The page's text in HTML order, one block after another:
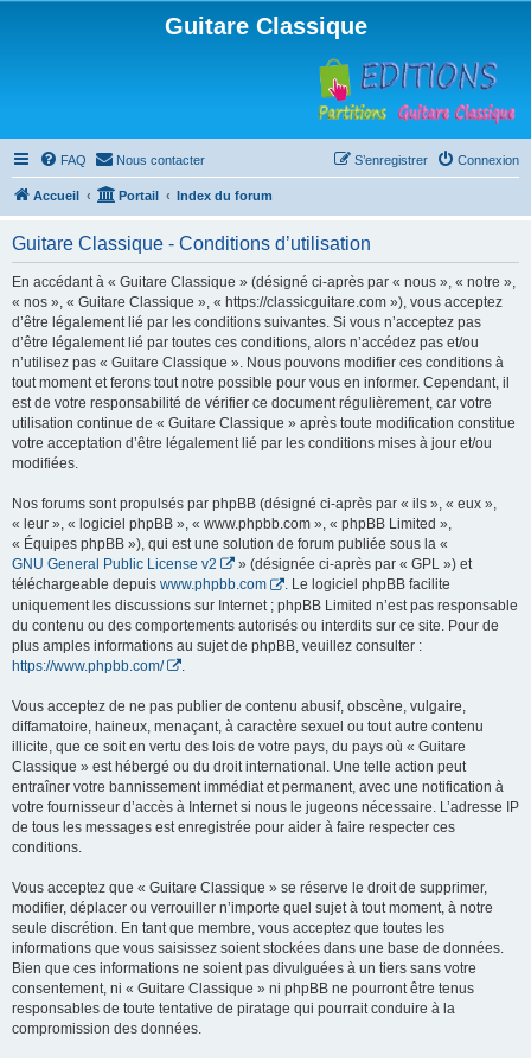
Guitare Classique
FAQ Nous contacter Connexion
S’enregistrer
Accueil Portail Index du forum
Guitare Classique - Conditions d’utilisation
En accédant à « Guitare Classique » (désigné ci-après par « nous », « notre »,
« nos », « Guitare Classique », « https://classicguitare.com »), vous acceptez
d’être légalement lié par les conditions suivantes. Si vous n’acceptez pas
d’être légalement lié par toutes ces conditions, alors n’accédez pas et/ou
n’utilisez pas « Guitare Classique ». Nous pouvons modifier ces conditions à
tout moment et ferons tout notre possible pour vous en informer. Cependant, il
est de votre responsabilité de vérifier ce document régulièrement, car votre
utilisation continue de « Guitare Classique » après toute modification constitue
votre acceptation d’être légalement lié par les conditions mises à jour et/ou
modifiées.
Nos forums sont propulsés par phpBB (désigné ci-après par « ils », « eux »,
« leur », « logiciel phpBB », « www.phpbb.com », « phpBB Limited »,
« Équipes phpBB »), qui est une solution de forum publiée sous la «
GNU General Public License v2
» (désignée ci-après par « GPL ») et
téléchargeable depuis www.phpbb.com
. Le logiciel phpBB facilite
uniquement les discussions sur Internet ; phpBB Limited n’est pas responsable
du contenu ou des comportements autorisés ou interdits sur ce site. Pour de
plus amples informations au sujet de phpBB, veuillez consulter :
https://www.phpbb.com/
Vous acceptez de ne pas publier de contenu abusif, obscène, vulgaire,
diffamatoire, haineux, menaçant, à caractère sexuel ou tout autre contenu
illicite, que ce soit en vertu des lois de votre pays, du pays où « Guitare
Classique » est hébergé ou du droit international. Une telle action peut
entraîner votre bannissement immédiat et permanent, avec une notification à
votre fournisseur d’accès à Internet si nous le jugeons nécessaire. L’adresse IP
de tous les messages est enregistrée pour aider à faire respecter ces
conditions.
Vous acceptez que « Guitare Classique » se réserve le droit de supprimer,
modifier, déplacer ou verrouiller n’importe quel sujet à tout moment, à notre
seule discrétion. En tant que membre, vous acceptez que toutes les
informations que vous saisissez soient stockées dans une base de données.
Bien que ces informations ne soient pas divulguées à un tiers sans votre
consentement, ni « Guitare Classique » ni phpBB ne pourront être tenus
responsables de toute tentative de piratage qui pourrait conduire à la
compromission des données.